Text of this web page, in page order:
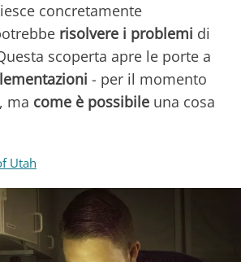
concretamente
risolvere i problemi di
scoperta apre le porte a
- per il momento
, ma come è possibile una cosa
Utah